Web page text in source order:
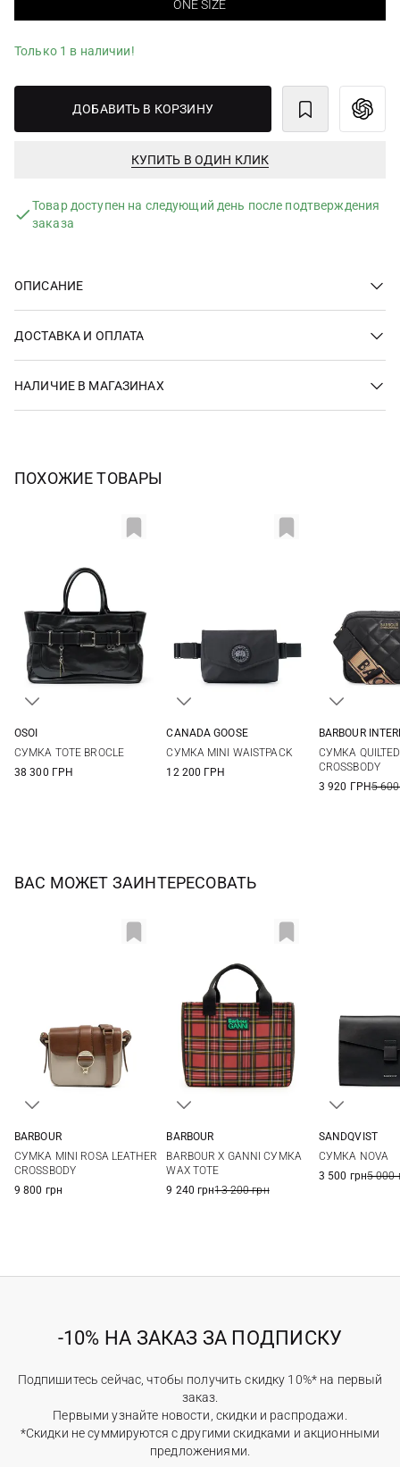
ONE SIZE
Только 1 в наличии!
ДОБАВИТЬ В КОРЗИНУ
КУПИТЬ В ОДИН КЛИК
Товар доступен на следующий день после подтверждения
заказа
ОПИСАНИЕ
ДОСТАВКА И ОПЛАТА
НАЛИЧИЕ В МАГАЗИНАХ
ПОХОЖИЕ ТОВАРЫ
OSOI
СУМКА TOTE BROCLE
38 300 ГРН
CANADA GOOSE
СУМКА MINI WAISTPACK
12 200 ГРН
BARBOUR
СУМКА
CROSSBODY
3 920 ГРН5
ВАС МОЖЕТ ЗАИНТЕРЕСОВАТЬ
BARBOUR
СУМКА MINI ROSA LEATHER
CROSSBODY
9 800 грн
BARBOUR
BARBOUR X GANNI СУМКА
WAX TOTE
9 240 грн13 200 грн
SANDQVIST
СУМКА NOVA
3 500 грн5 000
-10% НА ЗАКАЗ ЗА ПОДПИСКУ
Подпишитесь сейчас, чтобы получить скидку 10%* на первый
заказ.
Первыми узнайте новости, скидки и распродажи.
*Скидки не суммируются с другими скидками и акционными
предложениями.